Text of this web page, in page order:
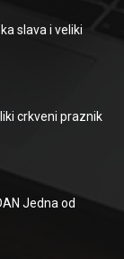
slava i veliki
crkveni praznik
Jedna od